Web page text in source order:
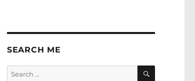
SEARCH ME
Search
SEARCH